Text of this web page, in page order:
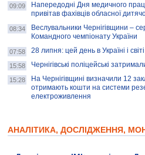
09:09
Напередодні Дня медичного
привітав фахівців обласної
08:34
Веслувальники Чернігівщини –
Командного чемпіонату України
07:58 28 липня: цей день в Україні і світі
15:58 Чернігівські поліцейські
15:28
На Чернігівщині визначили 12
отримають кошти на системи
електроживлення
АНАЛІТИКА, ДОСЛІДЖЕННЯ,